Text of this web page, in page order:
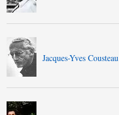
Jacques-Yves Cousteau